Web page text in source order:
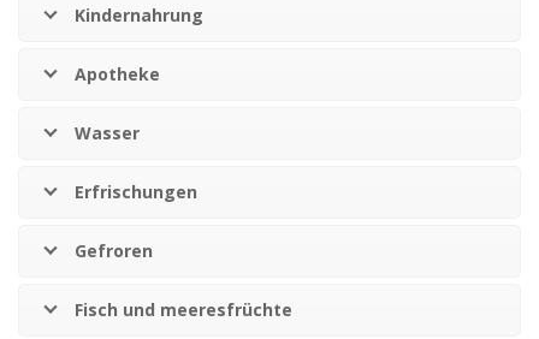
Kindernahrung
Apotheke
Wasser
Erfrischungen
Gefroren
Fisch und meeresfrüchte